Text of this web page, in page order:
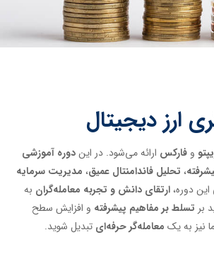
ارز دیجیتال
و فارکس ارائه می‌شود. در ایندوره آموزشی
، تحلیل فاندامنتال عمیق، مدیریت سرمایه
دوره، ارتقای دانش و تجربه معامله‌گران به
بر تسلط بر مفاهیم پیشرفته و افزایش سطح
نیز به یک معامله‌گر حرفه‌ای تبدیل شوید.